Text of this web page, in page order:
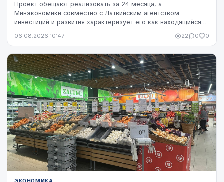
Проект обещают реализовать за 24 месяца, а
Минэкономики совместно с Латвийским агентством
инвестиций и развития характеризует его как находящийся
ни модель ракет, ни владелец технологий, ни
необходимого финансирования уже обеспечена и на чем
основан прогноз экспорта.
06.08.2026 10:47 22 0 0
ЭКОНОМИКА